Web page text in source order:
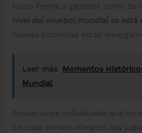
turco frente a gigantes como
nivel del voleibol mundial se está
nuevas potencias están
Leer más
Momentos
Mundial
Actuaciones individuales que
En cada torneo olímpico hay